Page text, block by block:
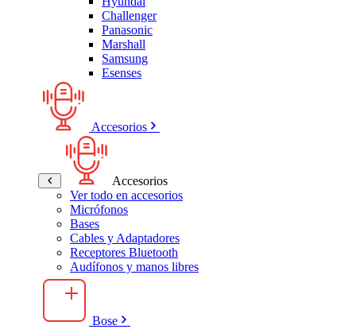
Challenger
Panasonic
Marshall
Samsung
Esenses
Accesorios
Accesorios
Ver todo en accesorios
Micrófonos
Bases
Cables y Adaptadores
Receptores Bluetooth
Audífonos y manos libres
Bose